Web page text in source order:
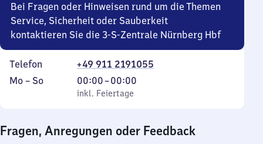
Bei Fragen oder Hinweisen rund um die Themen
Service, Sicherheit oder Sauberkeit
kontaktieren Sie die 3-S-Zentrale Nürnberg Hbf
Telefon
+49 911 2191055
Montag
Mo – So,
inkl. Feiertage
00:00–00:00
Von
0
0
inkl. Feiertage
Fragen, Anregungen oder Feedback